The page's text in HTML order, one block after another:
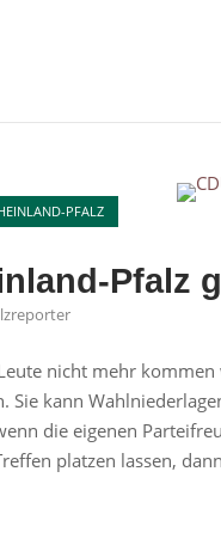
PFALZ
Open post
Pfalz
nicht mehr
Sie kann
die eigenen
platzen lassen,